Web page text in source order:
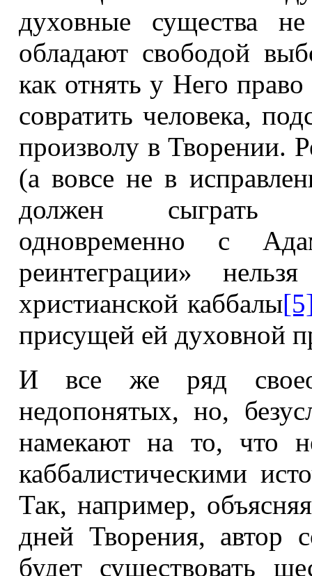
духовные существа
обладают свободой
как отнять у Него
совратить человека,
произволу в
(а вовсе не в
должен сыграть
одновременно с
реинтеграции»
христианской каббалы
присущей ей духовной
И все же ряд
недопонятых, но,
намекают на то, что
каббалистическими
Так, например,
дней Творения, автор
будет существовать